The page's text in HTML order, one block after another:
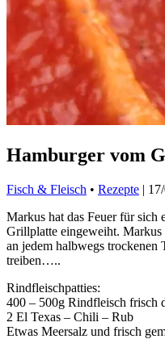
Hamburger vom
Fisch & Fleisch • Rezepte |
Markus hat das Feuer für sich
Grillplatte eingeweiht. Markus
an jedem halbwegs trockenen
treiben…..
Rindfleischpatties:
400 – 500g Rindfleisch frisch
2 El Texas – Chili – Rub
Etwas Meersalz und frisch